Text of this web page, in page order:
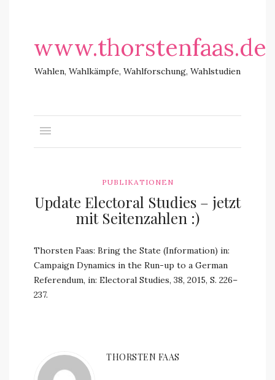
www.thorstenfaas.de
Wahlen, Wahlkämpfe, Wahlforschung, Wahlstudien
PUBLIKATIONEN
Update Electoral Studies – jetzt
mit Seitenzahlen :)
Thorsten Faas: Bring the State (Information) in:
Campaign Dynamics in the Run-up to a German
Referendum, in: Electoral Studies, 38, 2015, S. 226–
237.
THORSTEN FAAS